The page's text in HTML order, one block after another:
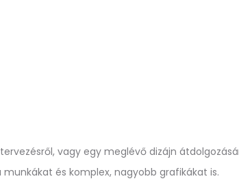
vagy egy meglévő dizájn
és komplex, nagyobb grafikákat is.